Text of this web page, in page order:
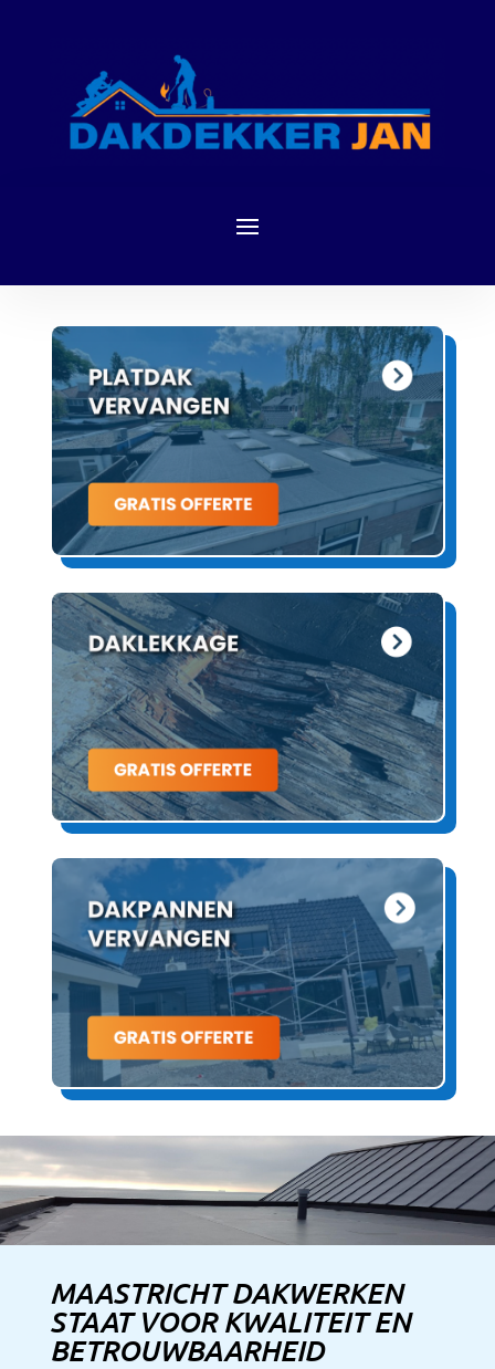
MAASTRICHT DAKWERKEN
STAAT VOOR KWALITEIT EN
BETROUWBAARHEID